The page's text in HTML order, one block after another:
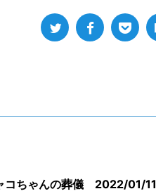
コちゃんの葬儀 2022/01/11